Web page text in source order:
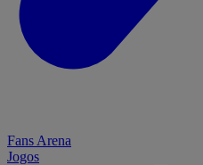
Fans Arena
Jogos